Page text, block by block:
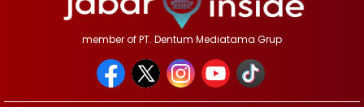
member of PT. Dentum Mediatama Grup